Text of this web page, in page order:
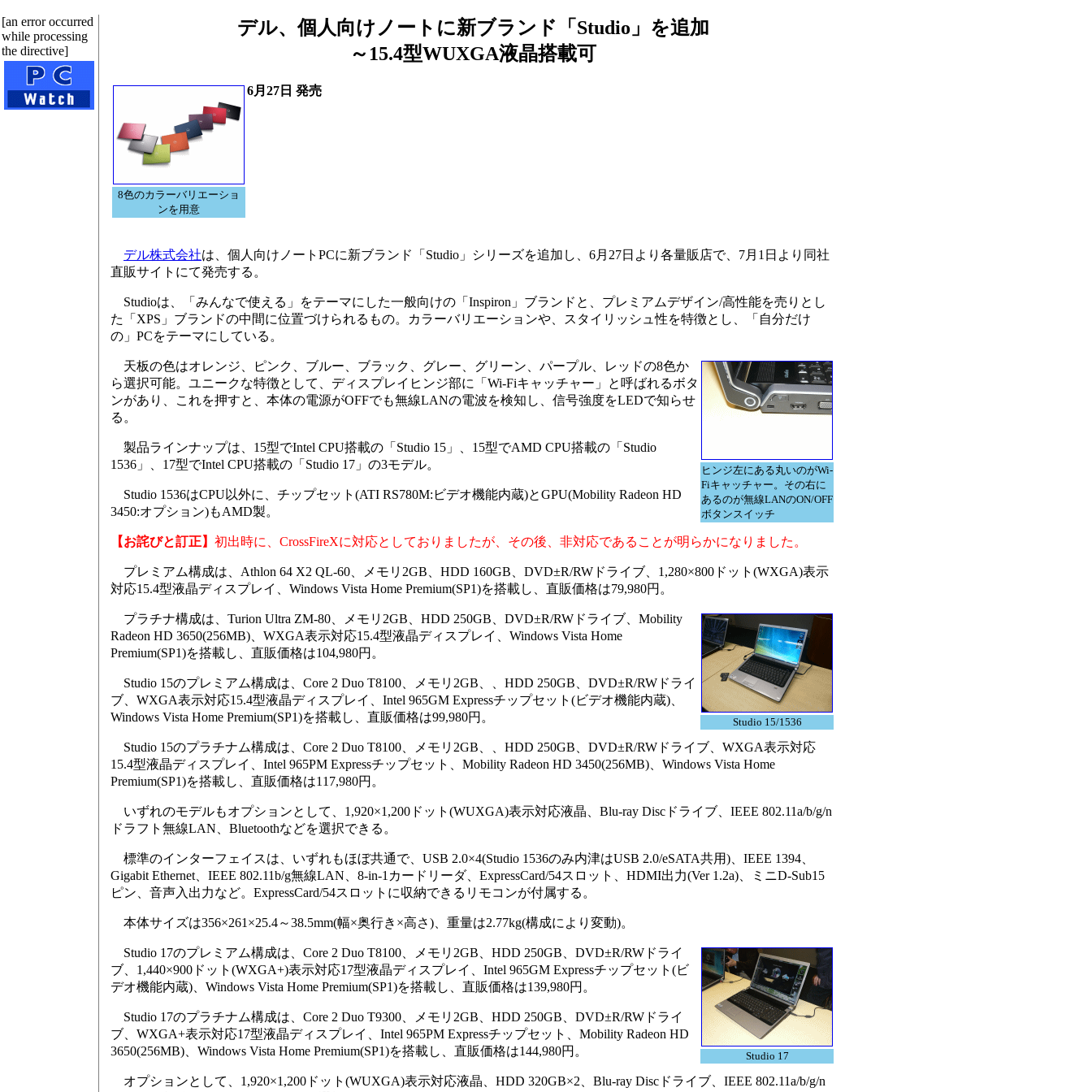
[an error occurred
while processing
the directive]
デル、個人向けノートに新ブランド「Studio」を追加
～15.4型WUXGA液晶搭載可
8色のカラーバリエーショ
ンを用意
6月27日 発売
デル株式会社は、個人向けノートPCに新ブランド「Studio」シリーズを追加し、6月27日より各量販店で、7月1日より同社
直販サイトにて発売する。
Studioは、「みんなで使える」をテーマにした一般向けの「Inspiron」ブランドと、プレミアムデザイン/高性能を売りとし
た「XPS」ブランドの中間に位置づけられるもの。カラーバリエーションや、スタイリッシュ性を特徴とし、「自分だけ
の」PCをテーマにしている。
ヒンジ左にある丸いのがWi-
Fiキャッチャー。その右に
あるのが無線LANのON/OFF
ボタンスイッチ
天板の色はオレンジ、ピンク、ブルー、ブラック、グレー、グリーン、パープル、レッドの8色か
ら選択可能。ユニークな特徴として、ディスプレイヒンジ部に「Wi-Fiキャッチャー」と呼ばれるボタ
ンがあり、これを押すと、本体の電源がOFFでも無線LANの電波を検知し、信号強度をLEDで知らせ
る。
製品ラインナップは、15型でIntel CPU搭載の「Studio 15」、15型でAMD CPU搭載の「Studio
1536」、17型でIntel CPU搭載の「Studio 17」の3モデル。
Studio 1536はCPU以外に、チップセット(ATI RS780M:ビデオ機能内蔵)とGPU(Mobility Radeon HD
3450:オプション)もAMD製。
【お詫びと訂正】 初出時に、CrossFireXに対応としておりましたが、その後、非対応であることが明らかになりました。
プレミアム構成は、Athlon 64 X2 QL-60、メモリ2GB、HDD 160GB、DVD±R/RWドライブ、1,280×800ドット(WXGA)表示
対応15.4型液晶ディスプレイ、Windows Vista Home Premium(SP1)を搭載し、直販価格は79,980円。
Studio 15/1536
プラチナ構成は、Turion Ultra ZM-80、メモリ2GB、HDD 250GB、DVD±R/RWドライブ、Mobility
Radeon HD 3650(256MB)、WXGA表示対応15.4型液晶ディスプレイ、Windows Vista Home
Premium(SP1)を搭載し、直販価格は104,980円。
Studio 15のプレミアム構成は、Core 2 Duo T8100、メモリ2GB、、HDD 250GB、DVD±R/RWドライ
ブ、WXGA表示対応15.4型液晶ディスプレイ、Intel 965GM Expressチップセット(ビデオ機能内蔵)、
Windows Vista Home Premium(SP1)を搭載し、直販価格は99,980円。
Studio 15のプラチナム構成は、Core 2 Duo T8100、メモリ2GB、、HDD 250GB、DVD±R/RWドライブ、WXGA表示対応
15.4型液晶ディスプレイ、Intel 965PM Expressチップセット、Mobility Radeon HD 3450(256MB)、Windows Vista Home
Premium(SP1)を搭載し、直販価格は117,980円。
いずれのモデルもオプションとして、1,920×1,200ドット(WUXGA)表示対応液晶、Blu-ray Discドライブ、IEEE 802.11a/b/g/n
ドラフト無線LAN、Bluetoothなどを選択できる。
標準のインターフェイスは、いずれもほぼ共通で、USB 2.0×4(Studio 1536のみ内津はUSB 2.0/eSATA共用)、IEEE 1394、
Gigabit Ethernet、IEEE 802.11b/g無線LAN、8-in-1カードリーダ、ExpressCard/54スロット、HDMI出力(Ver 1.2a)、ミニD-Sub15
ピン、音声入出力など。ExpressCard/54スロットに収納できるリモコンが付属する。
本体サイズは356×261×25.4～38.5mm(幅×奥行き×高さ)、重量は2.77kg(構成により変動)。
Studio 17
Studio 17のプレミアム構成は、Core 2 Duo T8100、メモリ2GB、HDD 250GB、DVD±R/RWドライ
ブ、1,440×900ドット(WXGA+)表示対応17型液晶ディスプレイ、Intel 965GM Expressチップセット(ビ
デオ機能内蔵)、Windows Vista Home Premium(SP1)を搭載し、直販価格は139,980円。
Studio 17のプラチナム構成は、Core 2 Duo T9300、メモリ2GB、HDD 250GB、DVD±R/RWドライ
ブ、WXGA+表示対応17型液晶ディスプレイ、Intel 965PM Expressチップセット、Mobility Radeon HD
3650(256MB)、Windows Vista Home Premium(SP1)を搭載し、直販価格は144,980円。
オプションとして、1,920×1,200ドット(WUXGA)表示対応液晶、HDD 320GB×2、Blu-ray Discドライブ、IEEE 802.11a/b/g/n